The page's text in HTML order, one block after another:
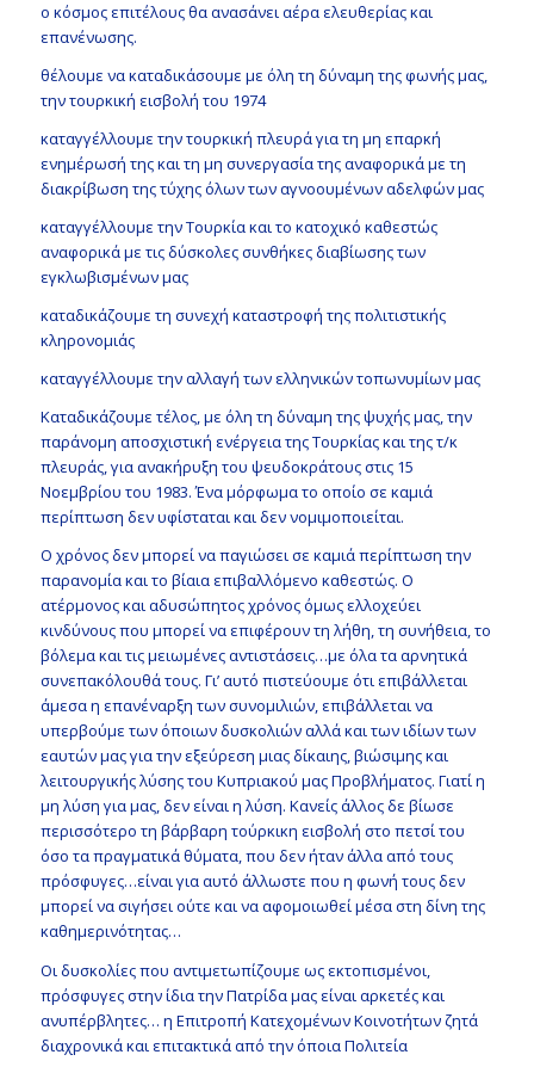
ο κόσμος επιτέλους θα ανασάνει αέρα ελευθερίας και
επανένωσης.
θέλουμε να καταδικάσουμε με όλη τη δύναμη της φωνής μας,
την τουρκική εισβολή του 1974
καταγγέλλουμε την τουρκική πλευρά για τη μη επαρκή
ενημέρωσή της και τη μη συνεργασία της αναφορικά με τη
διακρίβωση της τύχης όλων των αγνοουμένων αδελφών μας
καταγγέλλουμε την Τουρκία και το κατοχικό καθεστώς
αναφορικά με τις δύσκολες συνθήκες διαβίωσης των
εγκλωβισμένων μας
καταδικάζουμε τη συνεχή καταστροφή της πολιτιστικής
κληρονομιάς
καταγγέλλουμε την αλλαγή των ελληνικών τοπωνυμίων μας
Καταδικάζουμε τέλος, με όλη τη δύναμη της ψυχής μας, την
παράνομη αποσχιστική ενέργεια της Τουρκίας και της τ/κ
πλευράς, για ανακήρυξη του ψευδοκράτους στις 15
Νοεμβρίου του 1983. Ένα μόρφωμα το οποίο σε καμιά
περίπτωση δεν υφίσταται και δεν νομιμοποιείται.
Ο χρόνος δεν μπορεί να παγιώσει σε καμιά περίπτωση την
παρανομία και το βίαια επιβαλλόμενο καθεστώς. Ο
ατέρμονος και αδυσώπητος χρόνος όμως ελλοχεύει
κινδύνους που μπορεί να επιφέρουν τη λήθη, τη συνήθεια, το
βόλεμα και τις μειωμένες αντιστάσεις…με όλα τα αρνητικά
συνεπακόλουθά τους. Γι’ αυτό πιστεύουμε ότι επιβάλλεται
άμεσα η επανέναρξη των συνομιλιών, επιβάλλεται να
υπερβούμε των όποιων δυσκολιών αλλά και των ιδίων των
εαυτών μας για την εξεύρεση μιας δίκαιης, βιώσιμης και
λειτουργικής λύσης του Κυπριακού μας Προβλήματος. Γιατί η
μη λύση για μας, δεν είναι η λύση. Κανείς άλλος δε βίωσε
περισσότερο τη βάρβαρη τούρκικη εισβολή στο πετσί του
όσο τα πραγματικά θύματα, που δεν ήταν άλλα από τους
πρόσφυγες…είναι για αυτό άλλωστε που η φωνή τους δεν
μπορεί να σιγήσει ούτε και να αφομοιωθεί μέσα στη δίνη της
καθημερινότητας…
Οι δυσκολίες που αντιμετωπίζουμε ως εκτοπισμένοι,
πρόσφυγες στην ίδια την Πατρίδα μας είναι αρκετές και
ανυπέρβλητες… η Επιτροπή Κατεχομένων Κοινοτήτων ζητά
διαχρονικά και επιτακτικά από την όποια Πολιτεία